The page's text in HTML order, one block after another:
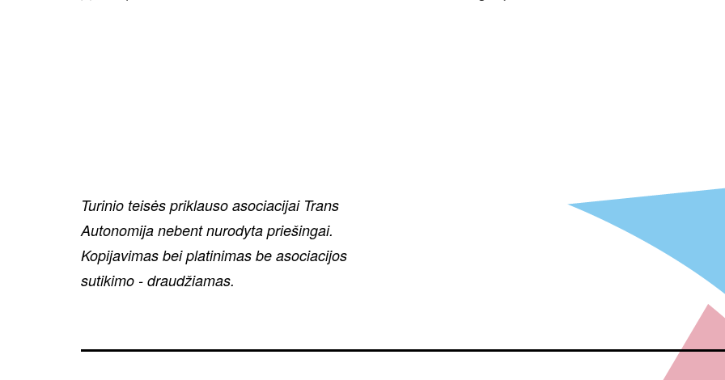
Turinio teisės priklauso asociacijai Trans
Autonomija nebent nurodyta priešingai.
Kopijavimas bei platinimas be asociacijos
sutikimo - draudžiamas.